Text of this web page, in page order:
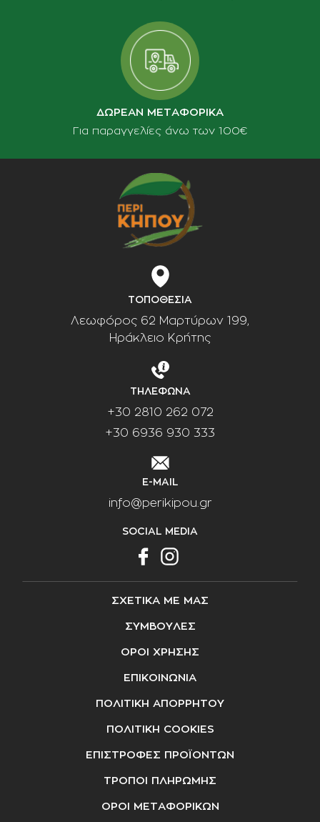
ΔΩΡΕΑΝ ΜΕΤΑΦΟΡΙΚΑ
Για παραγγελίες άνω των 100€
ΤΟΠΟΘΕΣΙΑ
Λεωφόρος 62 Μαρτύρων 199,
Ηράκλειο Κρήτης
ΤΗΛΕΦΩΝΑ
+30 2810 262 072
+30 6936 930 333
E-MAIL
info@perikipou.gr
SOCIAL MEDIA
ΣΧΕΤΙΚΑ ΜΕ ΜΑΣ
ΣΥΜΒΟΥΛΕΣ
ΟΡΟΙ ΧΡΗΣΗΣ
ΕΠΙΚΟΙΝΩΝΙΑ
ΠΟΛΙΤΙΚΗ ΑΠΟΡΡΗΤΟΥ
ΠΟΛΙΤΙΚΗ COOKIES
ΕΠΙΣΤΡΟΦΕΣ ΠΡΟΪΟΝΤΩΝ
ΤΡΟΠΟΙ ΠΛΗΡΩΜΗΣ
ΟΡΟΙ ΜΕΤΑΦΟΡΙΚΩΝ